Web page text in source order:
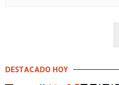
DESTACADO HOY